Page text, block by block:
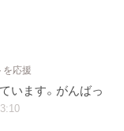
を応援
います。がんばっ